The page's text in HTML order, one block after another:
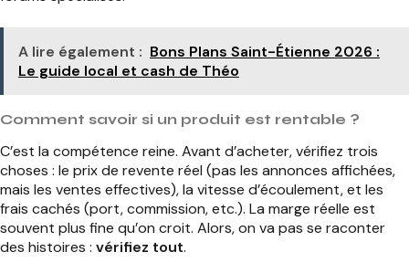
A lire également : Bons Plans Saint-Étienne 2026 :
Le guide local et cash de Théo
Comment savoir si un produit est rentable ?
C’est la compétence reine. Avant d’acheter, vérifiez trois
choses : le prix de revente réel (pas les annonces affichées,
mais les ventes effectives), la vitesse d’écoulement, et les
frais cachés (port, commission, etc.). La marge réelle est
souvent plus fine qu’on croit. Alors, on va pas se raconter
des histoires : vérifiez tout.